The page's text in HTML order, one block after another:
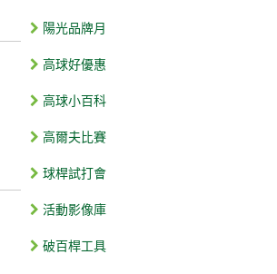
陽光品牌月
高球好優惠
高球小百科
高爾夫比賽
球桿試打會
活動影像庫
破百桿工具